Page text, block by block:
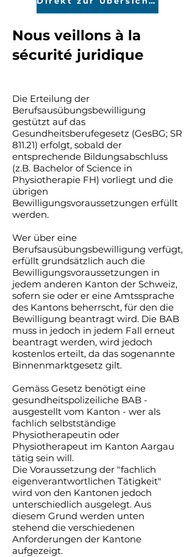
Nous veillons à la
sécurité juridique
Die Erteilung der
Berufsausübungsbewilligung
gestützt auf das
Gesundheitsberufegesetz (GesBG; SR
811.21) erfolgt, sobald der
entsprechende Bildungsabschluss
(z.B. Bachelor of Science in
Physiotherapie FH) vorliegt und die
übrigen
Bewilligungsvoraussetzungen erfüllt
werden.
Wer über eine
Berufsausübungsbewilligung verfügt,
erfüllt grundsätzlich auch die
Bewilligungsvoraussetzungen in
jedem anderen Kanton der Schweiz,
sofern sie oder er eine Amtssprache
des Kantons beherrscht, für den die
Bewilligung beantragt wird. Die BAB
muss in jedoch in jedem Fall erneut
beantragt werden, wird jedoch
kostenlos erteilt, da das sogenannte
Binnenmarktgesetz gilt.
Gemäss Gesetz benötigt eine
gesundheitspolizeiliche BAB -
ausgestellt vom Kanton - wer als
fachlich selbstständige
Physiotherapeutin oder
Physiotherapeut im Kanton Aargau
tätig sein will.
Die Voraussetzung der "fachlich
eigenverantwortlichen Tätigkeit"
wird von den Kantonen jedoch
unterschiedlich ausgelegt. Aus
diesem Grund werden unten
stehend die verschiedenen
Anforderungen der Kantone
aufgezeigt.